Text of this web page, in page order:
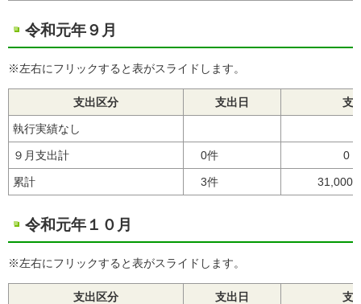
令和元年９月
※左右にフリックすると表がスライドします。
支出区分 支出日 支
執行実績なし
９月支出計 0件 0
累計 3件 31,000
令和元年１０月
※左右にフリックすると表がスライドします。
支出区分 支出日 支